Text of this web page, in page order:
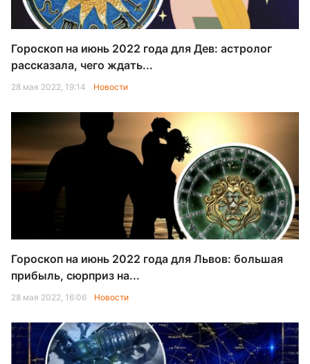
Гороскоп на июнь 2022 года для Дев: астролог
рассказала, чего ждать...
28 мая 2022, 19:14 Новости
Гороскоп на июнь 2022 года для Львов: большая
прибыль, сюрприз на...
28 мая 2022, 16:06 Новости